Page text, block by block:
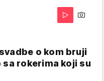
o kom bruji
sa rokerima koji su